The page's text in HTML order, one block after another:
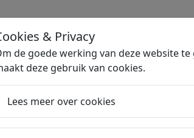
& Privacy
de goede werking van deze website
deze gebruik van cookies.
Lees meer over cookies